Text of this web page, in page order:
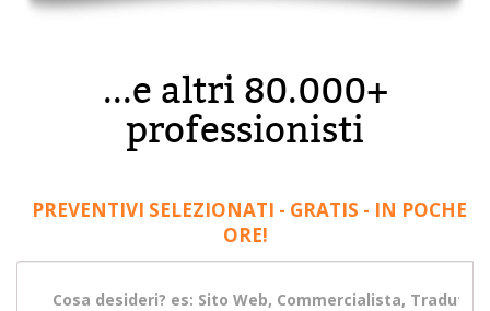
...e altri 80.000+
professionisti
PREVENTIVI SELEZIONATI - GRATIS - IN POCHE
ORE!